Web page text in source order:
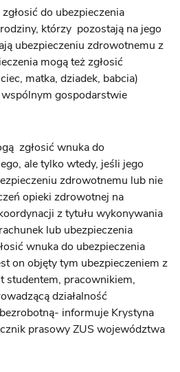
do ubezpieczenia
którzy pozostają na jego
ubezpieczeniu zdrowotnemu z
mogą też zgłosić
matka, dziadek, babcia)
gospodarstwie
zgłosić wnuka do
ale tylko wtedy, jeśli jego
zdrowotnemu lub nie
opieki zdrowotnej na
z tytułu wykonywania
lub ubezpieczenia
wnuka do ubezpieczenia
on objęty tym ubezpieczeniem z
studentem, pracownikiem,
działalność
informuje Krystyna
prasowy ZUS województwa